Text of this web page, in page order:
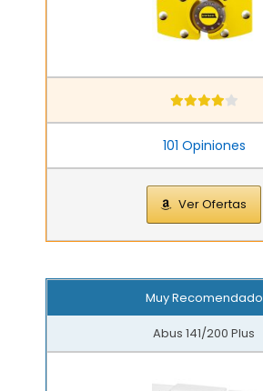
101 Opiniones
Ver Ofertas
Muy Recomendado
Abus 141/200 Plus